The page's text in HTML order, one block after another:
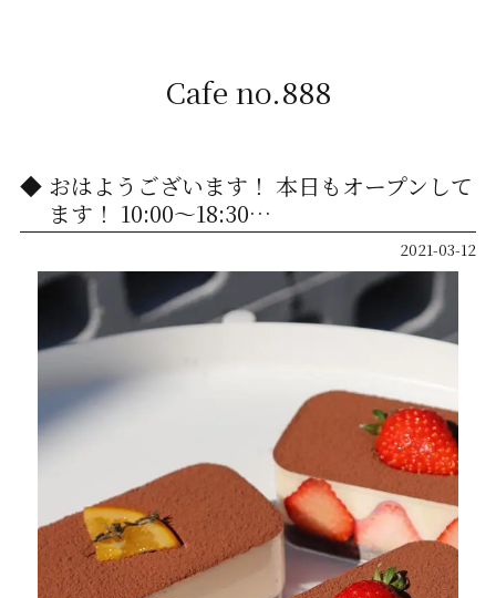
Cafe no.888
おはようございます！ 本日もオープンして
ます！ 10:00〜18:30…
2021-03-12